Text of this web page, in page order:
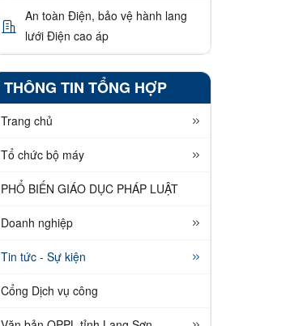
An toàn Điện, bảo vệ hành lang
lưới Điện cao áp
THÔNG TIN TỔNG HỢP
Trang chủ
Tổ chức bộ máy
PHỔ BIẾN GIÁO DỤC PHÁP LUẬT
Doanh nghiệp
Tin tức - Sự kiện
Cổng Dịch vụ công